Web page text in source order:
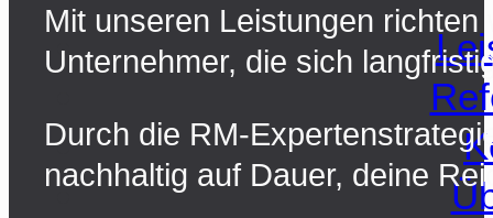
Mit unseren Leistungen
Unternehmer, die sich
Durch die RM-
nachhaltig auf Dauer, deine